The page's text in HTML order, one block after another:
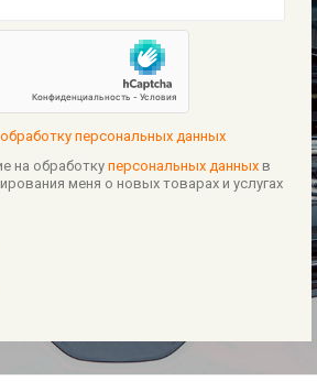
обработку персональных данных
на обработку персональных данныхв
меня о новых товарах и услугах